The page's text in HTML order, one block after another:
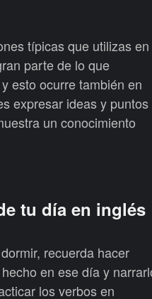
típicas que utilizas en
parte de lo que
esto ocurre también en
expresar ideas y puntos
un conocimiento
tu día en inglés
recuerda hacer
en ese día y
los verbos en